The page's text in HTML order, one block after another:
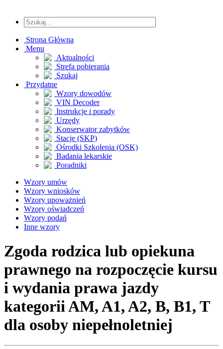
Strona Główna
Menu
Aktualności
Strefa pobierania
Szukaj
Przydatne
Wzory dowodów
VIN Decoder
Instrukcje i porady
Urzędy
Konserwator zabytków
Stacje (SKP)
Ośrodki Szkolenia (OSK)
Badania lekarskie
Poradniki
Wzory umów
Wzory wniosków
Wzory upoważnień
Wzory oświadczeń
Wzory podań
Inne wzory
Zgoda rodzica lub opiekuna
prawnego na rozpoczęcie kursu
i wydania prawa jazdy
kategorii AM, A1, A2, B, B1, T
dla osoby niepełnoletniej